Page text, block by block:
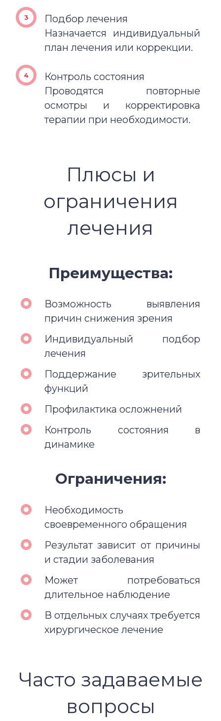
Подбор лечения
Назначается индивидуальный
план лечения или коррекции.
Контроль состояния
Проводятся повторные
осмотры и корректировка
терапии при необходимости.
Плюсы и
ограничения
лечения
Преимущества:
Возможность выявления
причин снижения зрения
Индивидуальный подбор
лечения
Поддержание зрительных
функций
Профилактика осложнений
Контроль состояния в
динамике
Ограничения:
Необходимость
своевременного обращения
Результат зависит от причины
и стадии заболевания
Может потребоваться
длительное наблюдение
В отдельных случаях требуется
хирургическое лечение
Часто задаваемые
вопросы